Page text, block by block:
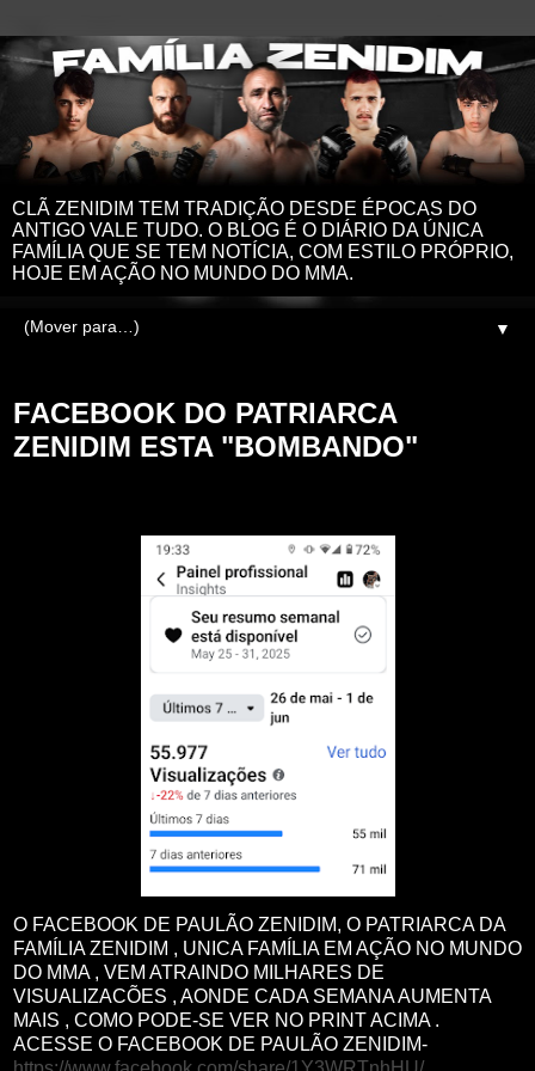
CLÃ ZENIDIM TEM TRADIÇÃO DESDE ÉPOCAS DO
ANTIGO VALE TUDO. O BLOG É O DIÁRIO DA ÚNICA
FAMÍLIA QUE SE TEM NOTÍCIA, COM ESTILO PRÓPRIO,
HOJE EM AÇÃO NO MUNDO DO MMA.
▼
FACEBOOK DO PATRIARCA
ZENIDIM ESTA "BOMBANDO"
O FACEBOOK DE PAULÃO ZENIDIM, O PATRIARCA DA
FAMÍLIA ZENIDIM , UNICA FAMÍLIA EM AÇÃO NO MUNDO
DO MMA , VEM ATRAINDO MILHARES DE
VISUALIZACÕES , AONDE CADA SEMANA AUMENTA
MAIS , COMO PODE-SE VER NO PRINT ACIMA .
ACESSE O FACEBOOK DE PAULÃO ZENIDIM-